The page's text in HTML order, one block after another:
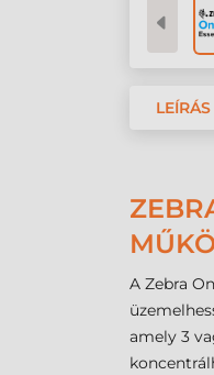
LEÍRÁS
A Zebra
amely 3